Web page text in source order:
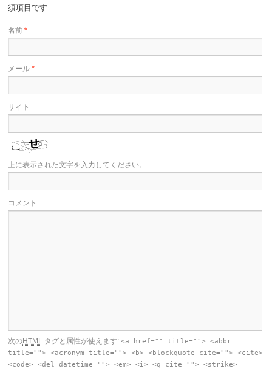
須項目です
名前*
メール*
サイト
上に表示された文字を入力してください。
コメント
次のHTML タグと属性が使えます:<a href="" title=""> <abbr
title=""> <acronym title=""> <b> <blockquote cite=""> <cite>
<code> <del datetime=""> <em> <i> <q cite=""> <strike>